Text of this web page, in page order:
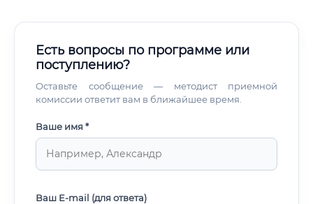
Есть вопросы по программе или
поступлению?
Оставьте сообщение — методист приемной
комиссии ответит вам в ближайшее время.
Ваше имя *
Ваш E-mail (для ответа)